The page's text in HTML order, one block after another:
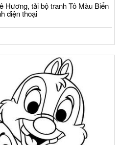
Hương, tải bộ tranh Tô Màu Biển
điện thoại